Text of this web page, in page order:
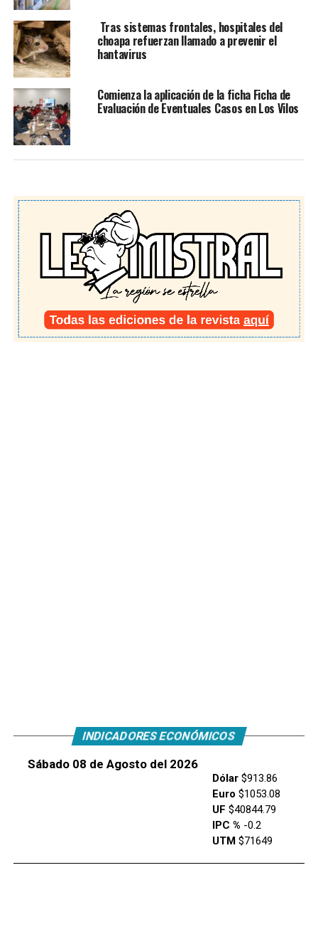
Tras sistemas frontales, hospitales del
choapa refuerzan llamado a prevenir el
hantavirus
Comienza la aplicación de la ficha Ficha de
Evaluación de Eventuales Casos en Los Vilos
INDICADORES ECONÓMICOS
Sábado 08 de Agosto del 2026
Dólar$913.86
Euro $1053.08
UF $40844.79
IPC % -0.2
UTM $71649